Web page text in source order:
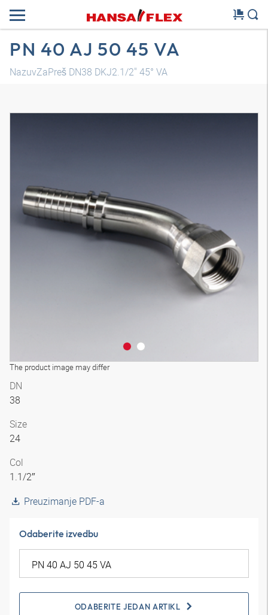
PN 40 AJ 50 45 VA
NazuvZaPreš DN38 DKJ2.1/2" 45° VA
The product image may differ
DN
38
Size
24
Col
1.1/2″
Preuzimanje PDF-a
Odaberite izvedbu
ODABERITE JEDAN ARTIKL